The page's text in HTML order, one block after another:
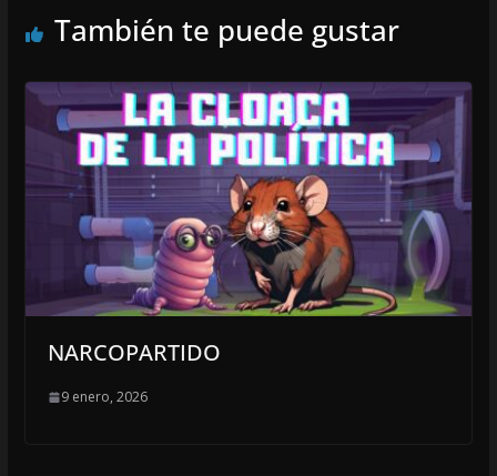
También te puede gustar
NARCOPARTIDO
9 enero, 2026